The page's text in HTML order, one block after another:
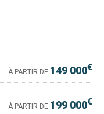
À PARTIR DE 149 000€
À PARTIR DE 199 000€